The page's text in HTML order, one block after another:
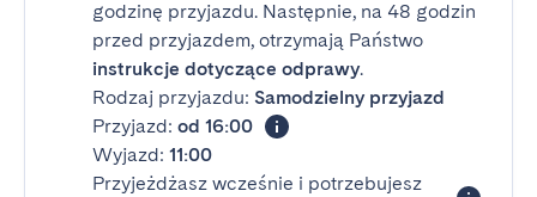
godzinę przyjazdu. Następnie, na 48 godzin
przed przyjazdem, otrzymają Państwo
instrukcje dotyczące odprawy.
Rodzaj przyjazdu: Samodzielny przyjazd
Przyjazd: od 16:00
Wyjazd: 11:00
Przyjeżdżasz wcześnie i potrzebujesz